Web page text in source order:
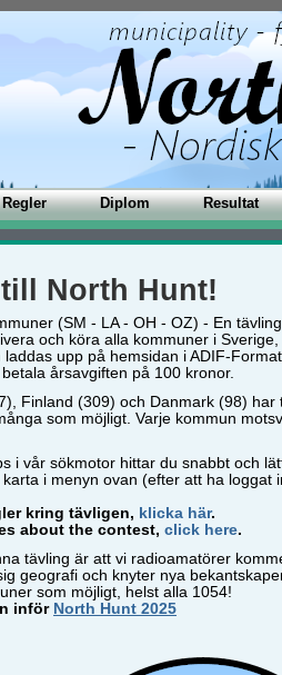
Regler Diplom Resultat
North Hunt!
(SM - LA - OH - OZ) - En
och köra alla kommuner i
laddas upp på hemsidan i ADIF-
årsavgiften på 100 kronor.
Finland (309) och Danmark (98)
som möjligt. Varje kommun
i vår sökmotor hittar du snabbt och
i menyn ovan (efter att ha loggat
kring tävligen, klicka här.
about the contest, click here.
tävling är att vi radioamatörer
geografi och knyter nya
som möjligt, helst alla 1054!
inför North Hunt 2025